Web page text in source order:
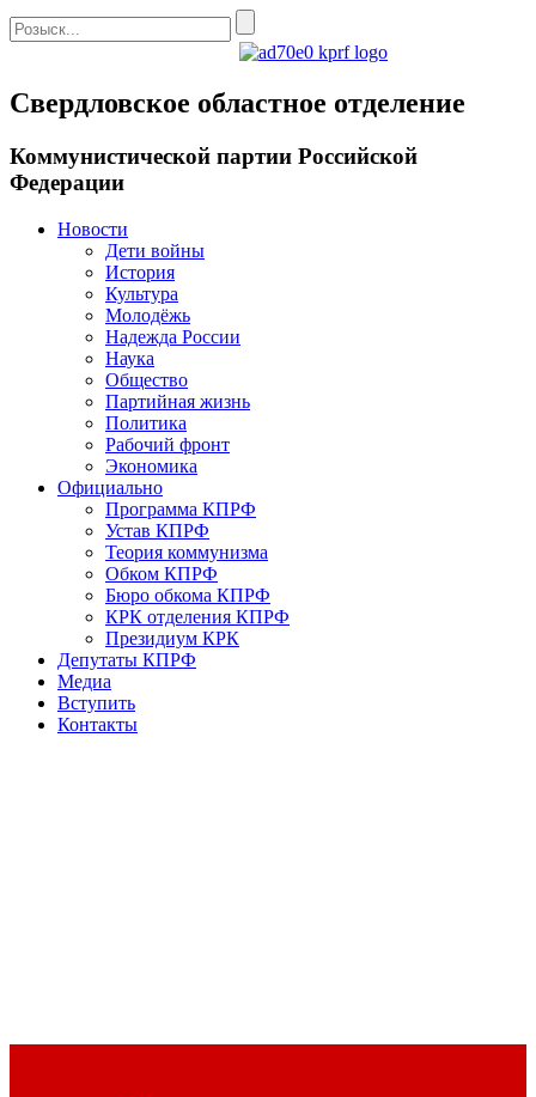
Свердловское областное отделение
Коммунистической партии Российской
Федерации
Новости
Дети войны
История
Культура
Молодёжь
Надежда России
Наука
Общество
Партийная жизнь
Политика
Рабочий фронт
Экономика
Официально
Программа КПРФ
Устав КПРФ
Теория коммунизма
Обком КПРФ
Бюро обкома КПРФ
КРК отделения КПРФ
Президиум КРК
Депутаты КПРФ
Медиа
Вступить
Контакты